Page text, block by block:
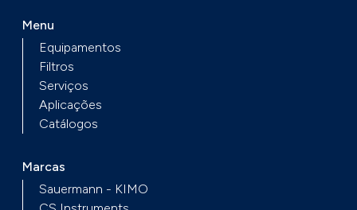
Menu
Equipamentos
Filtros
Serviços
Aplicações
Catálogos
Marcas
Sauermann - KIMO